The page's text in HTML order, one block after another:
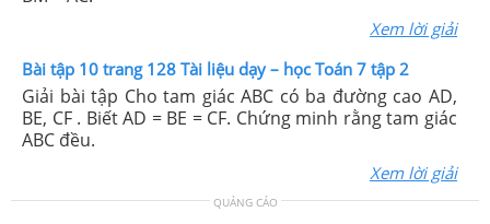
Xem lời giải
Bài tập 10 trang 128 Tài liệu dạy – học Toán 7 tập 2
Giải bài tập Cho tam giác ABC có ba đường cao AD,
BE, CF . Biết AD = BE = CF. Chứng minh rằng tam giác
ABC đều.
Xem lời giải
QUẢNG CÁO